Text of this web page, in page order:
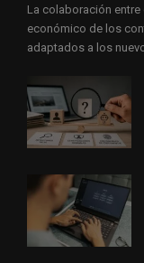
La colaboración
económico de los
adaptados a los